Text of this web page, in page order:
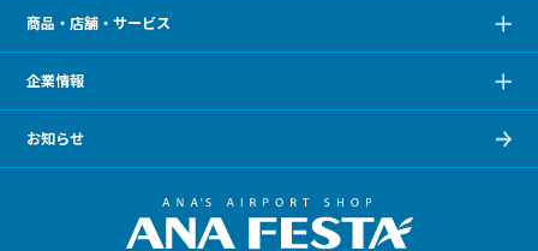
商品・店舗・サービス
企業情報
お知らせ